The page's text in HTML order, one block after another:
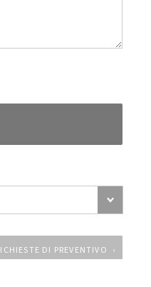
DI PREVENTIVO